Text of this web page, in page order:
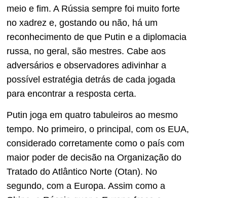
meio e fim. A Rússia sempre foi muito forte
no xadrez e, gostando ou não, há um
reconhecimento de que Putin e a diplomacia
russa, no geral, são mestres. Cabe aos
adversários e observadores adivinhar a
possível estratégia detrás de cada jogada
para encontrar a resposta certa.
Putin joga em quatro tabuleiros ao mesmo
tempo. No primeiro, o principal, com os EUA,
considerado corretamente como o país com
maior poder de decisão na Organização do
Tratado do Atlântico Norte (Otan). No
segundo, com a Europa. Assim como a